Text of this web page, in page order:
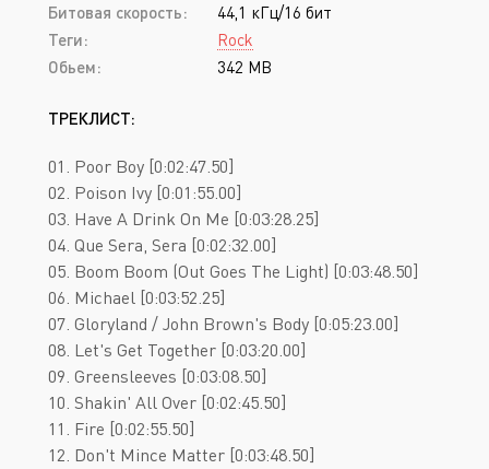
Битовая скорость:
44,1 кГц/16 бит
Теги:
Rock
Обьем:
342 MB
ТРЕКЛИСТ:
01. Poor Boy [0:02:47.50]
02. Poison Ivy [0:01:55.00]
03. Have A Drink On Me [0:03:28.25]
04. Que Sera, Sera [0:02:32.00]
05. Boom Boom (Out Goes The Light) [0:03:48.50]
06. Michael [0:03:52.25]
07. Gloryland / John Brown's Body [0:05:23.00]
08. Let's Get Together [0:03:20.00]
09. Greensleeves [0:03:08.50]
10. Shakin' All Over [0:02:45.50]
11. Fire [0:02:55.50]
12. Don't Mince Matter [0:03:48.50]